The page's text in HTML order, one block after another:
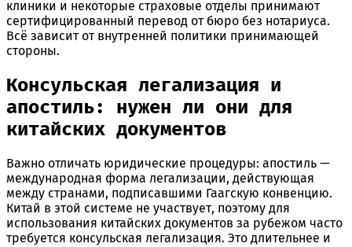
клиники и некоторые страховые отделы принимают
сертифицированный перевод от бюро без нотариуса.
Всё зависит от внутренней политики принимающей
стороны.
Консульская легализация и
апостиль: нужен ли они для
китайских документов
Важно отличать юридические процедуры: апостиль —
международная форма легализации, действующая
между странами, подписавшими Гаагскую конвенцию.
Китай в этой системе не участвует, поэтому для
использования китайских документов за рубежом часто
требуется консульская легализация. Это длительнее и